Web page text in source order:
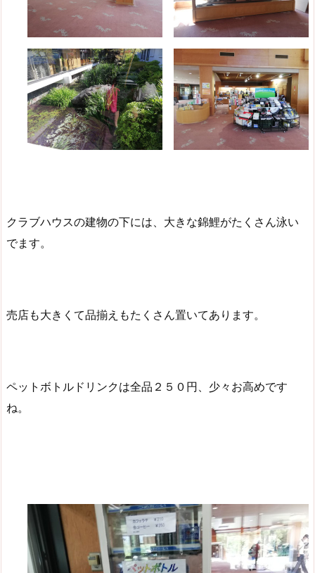
クラブハウスの建物の下には、大きな錦鯉がたくさん泳い
でます。
売店も大きくて品揃えもたくさん置いてあります。
ペットボトルドリンクは全品２５０円、少々お高めです
ね。